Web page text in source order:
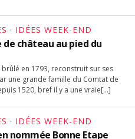
· IDÉES WEEK-END
de château au pied du
brûlé en 1793, reconstruit sur ses
une grande famille du Comtat de
1520, bref il y a une vraie[…]
· IDÉES WEEK-END
nommée Bonne Etape